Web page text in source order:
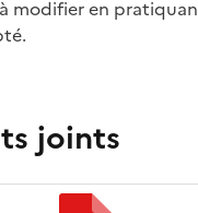
modifier en
joints